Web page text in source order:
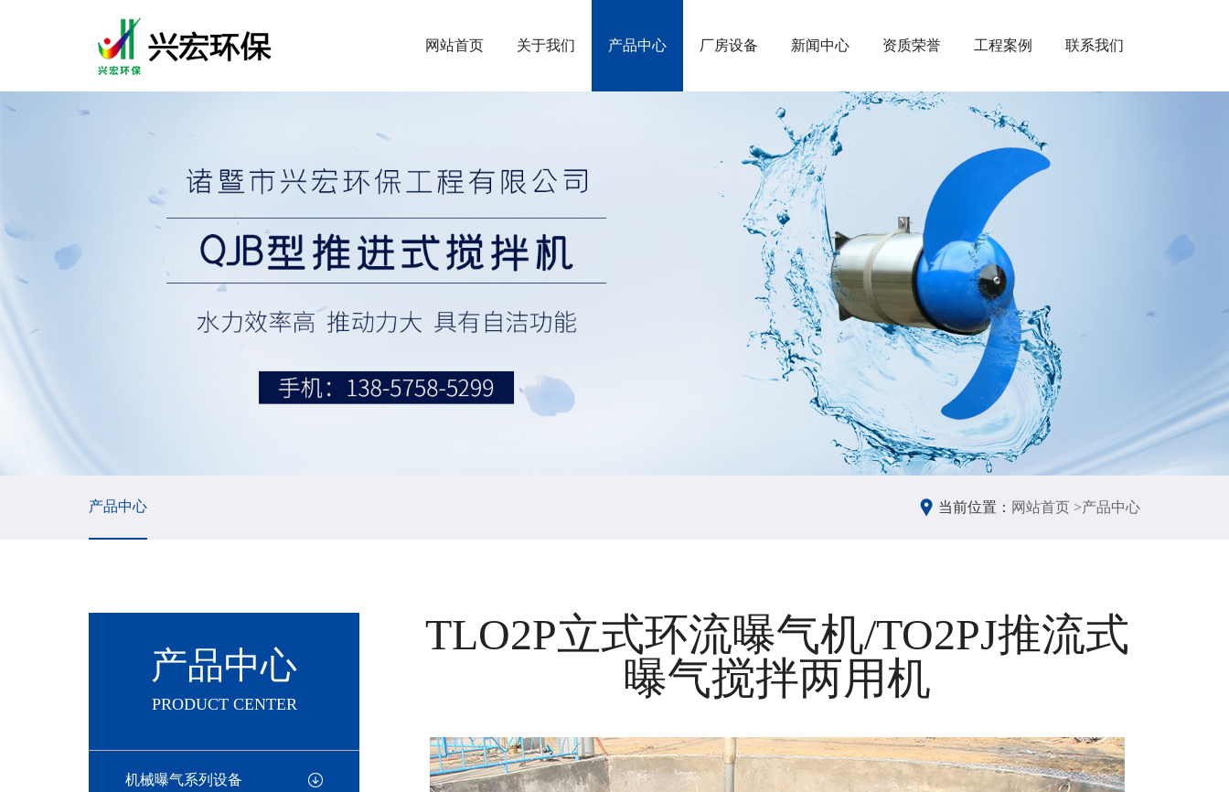
网站首页 关于我们 产品中心 厂房设备 新闻中心 资质荣誉 工程案例 联系我们
当前位置： 网站首页 >产品中心
产品中心
产品中心
PRODUCT CENTER
机械曝气系列设备
TLO2P立式环流曝气机/TO2PJ推流式
曝气搅拌两用机